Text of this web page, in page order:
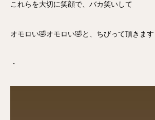
これらを大切に笑顔で、バカ笑いして
オモロい🤣オモロい🤣と、ちびって頂きます
・